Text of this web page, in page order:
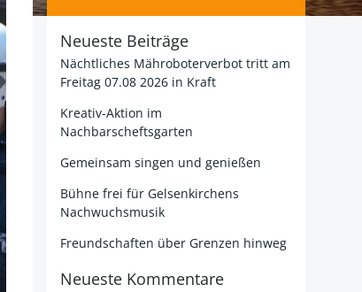
Neueste Beiträge
Nächtliches Mähroboterverbot tritt am
Freitag 07.08 2026 in Kraft
Kreativ-Aktion im
Nachbarscheftsgarten
Gemeinsam singen und genießen
Bühne frei für Gelsenkirchens
Nachwuchsmusik
Freundschaften über Grenzen hinweg
Neueste Kommentare